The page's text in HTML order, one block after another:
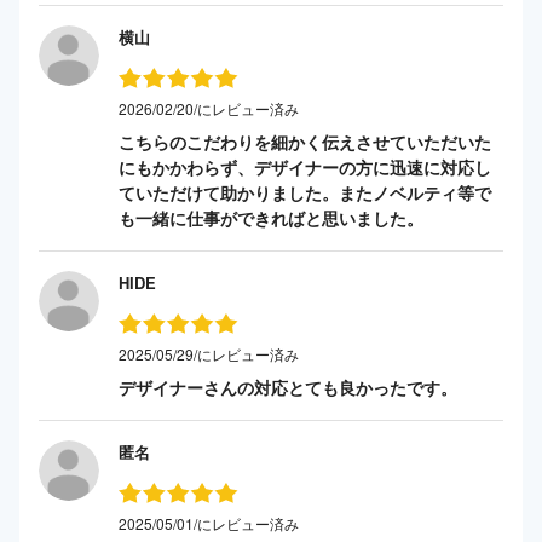
横山
2026/02/20/にレビュー済み
こちらのこだわりを細かく伝えさせていただいた
にもかかわらず、デザイナーの方に迅速に対応し
ていただけて助かりました。またノベルティ等で
も一緒に仕事ができればと思いました。
HIDE
2025/05/29/にレビュー済み
デザイナーさんの対応とても良かったです。
匿名
2025/05/01/にレビュー済み